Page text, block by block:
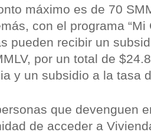
máximo es de 70
con el programa “Mi
pueden recibir un
por un total de
y un subsidio a la tasa
que devenguen
de acceder a